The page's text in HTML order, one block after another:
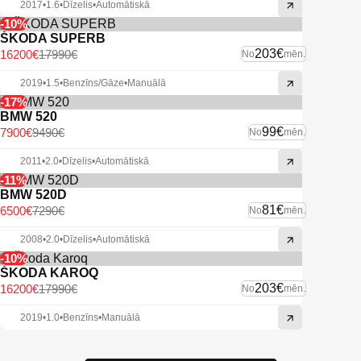
2017•1.6•Dīzelis•Automātiskā
-10%
ŠKODA SUPERB
No203€mēn.
17990€
16200€
2019•1.5•Benzīns/Gāze•Manuālā
-17%
BMW 520
No99€mēn.
9490€
7900€
2011•2.0•Dīzelis•Automātiskā
-11%
BMW 520D
No81€mēn.
7290€
6500€
2008•2.0•Dīzelis•Automātiskā
-10%
ŠKODA KAROQ
No203€mēn.
17990€
16200€
2019•1.0•Benzīns•Manuālā